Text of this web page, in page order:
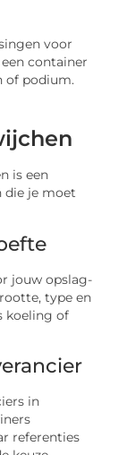
voor
container
of podium.
is een
die je moet
jouw opslag-
type en
koeling of
in
referenties